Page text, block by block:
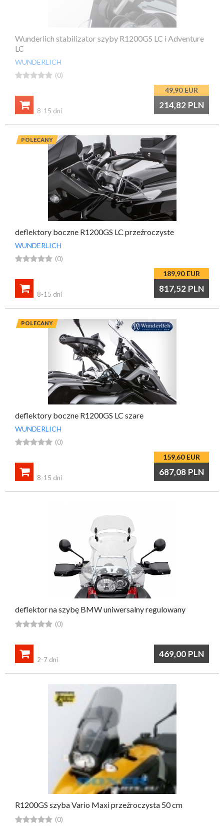
Wunderlich stabilizator szyby R1200GS LC i Adventure
LC
WUNDERLICH
 (0)
49,90 EUR
214,82 PLN

8-15 dni
POLECANY
deflektory boczne R1200GS LC przeźroczyste
WUNDERLICH
 (0)
189,90 EUR
817,52 PLN

8-15 dni
POLECANY
deflektory boczne R1200GS LC szare
WUNDERLICH
 (0)
159,60 EUR
687,08 PLN

8-15 dni
deflektor na szybę BMW uniwersalny regulowany
 (0)
469,00 PLN

2-7 dni
R1200GS szyba Vario Maxi przeźroczysta 50 cm
 (0)